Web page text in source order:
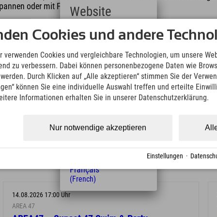
oder mit Freunden anstoßen kannst.
vorbeizukommen und einzutauchen.
während die Sonne langsam untergeht und die
14.08.2026 17:00 Uhr
AREA 47
Cookies und andere
verwenden Cookies und vergleichbare Technologien, um unsere
zu verbessern. Dabei können personenbezogene Daten wie
Durch Klicken auf „Alle akzeptieren“ stimmen Sie der
können Sie eine individuelle Auswahl treffen und erteilte
Informationen erhalten Sie in unserer Datenschutzerklärung.
Nur notwendige akzeptieren
Einstellungen ·
Website
Deutsch
(German)
English
(English)
Italiano
(Italian)
Čeština
(Czech)
Magyar
Nederlands
Français
(French)